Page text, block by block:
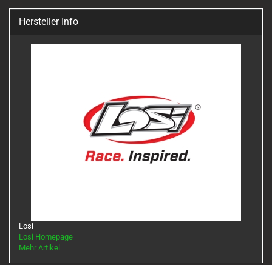
Hersteller Info
Losi
Losi Homepage
Mehr Artikel